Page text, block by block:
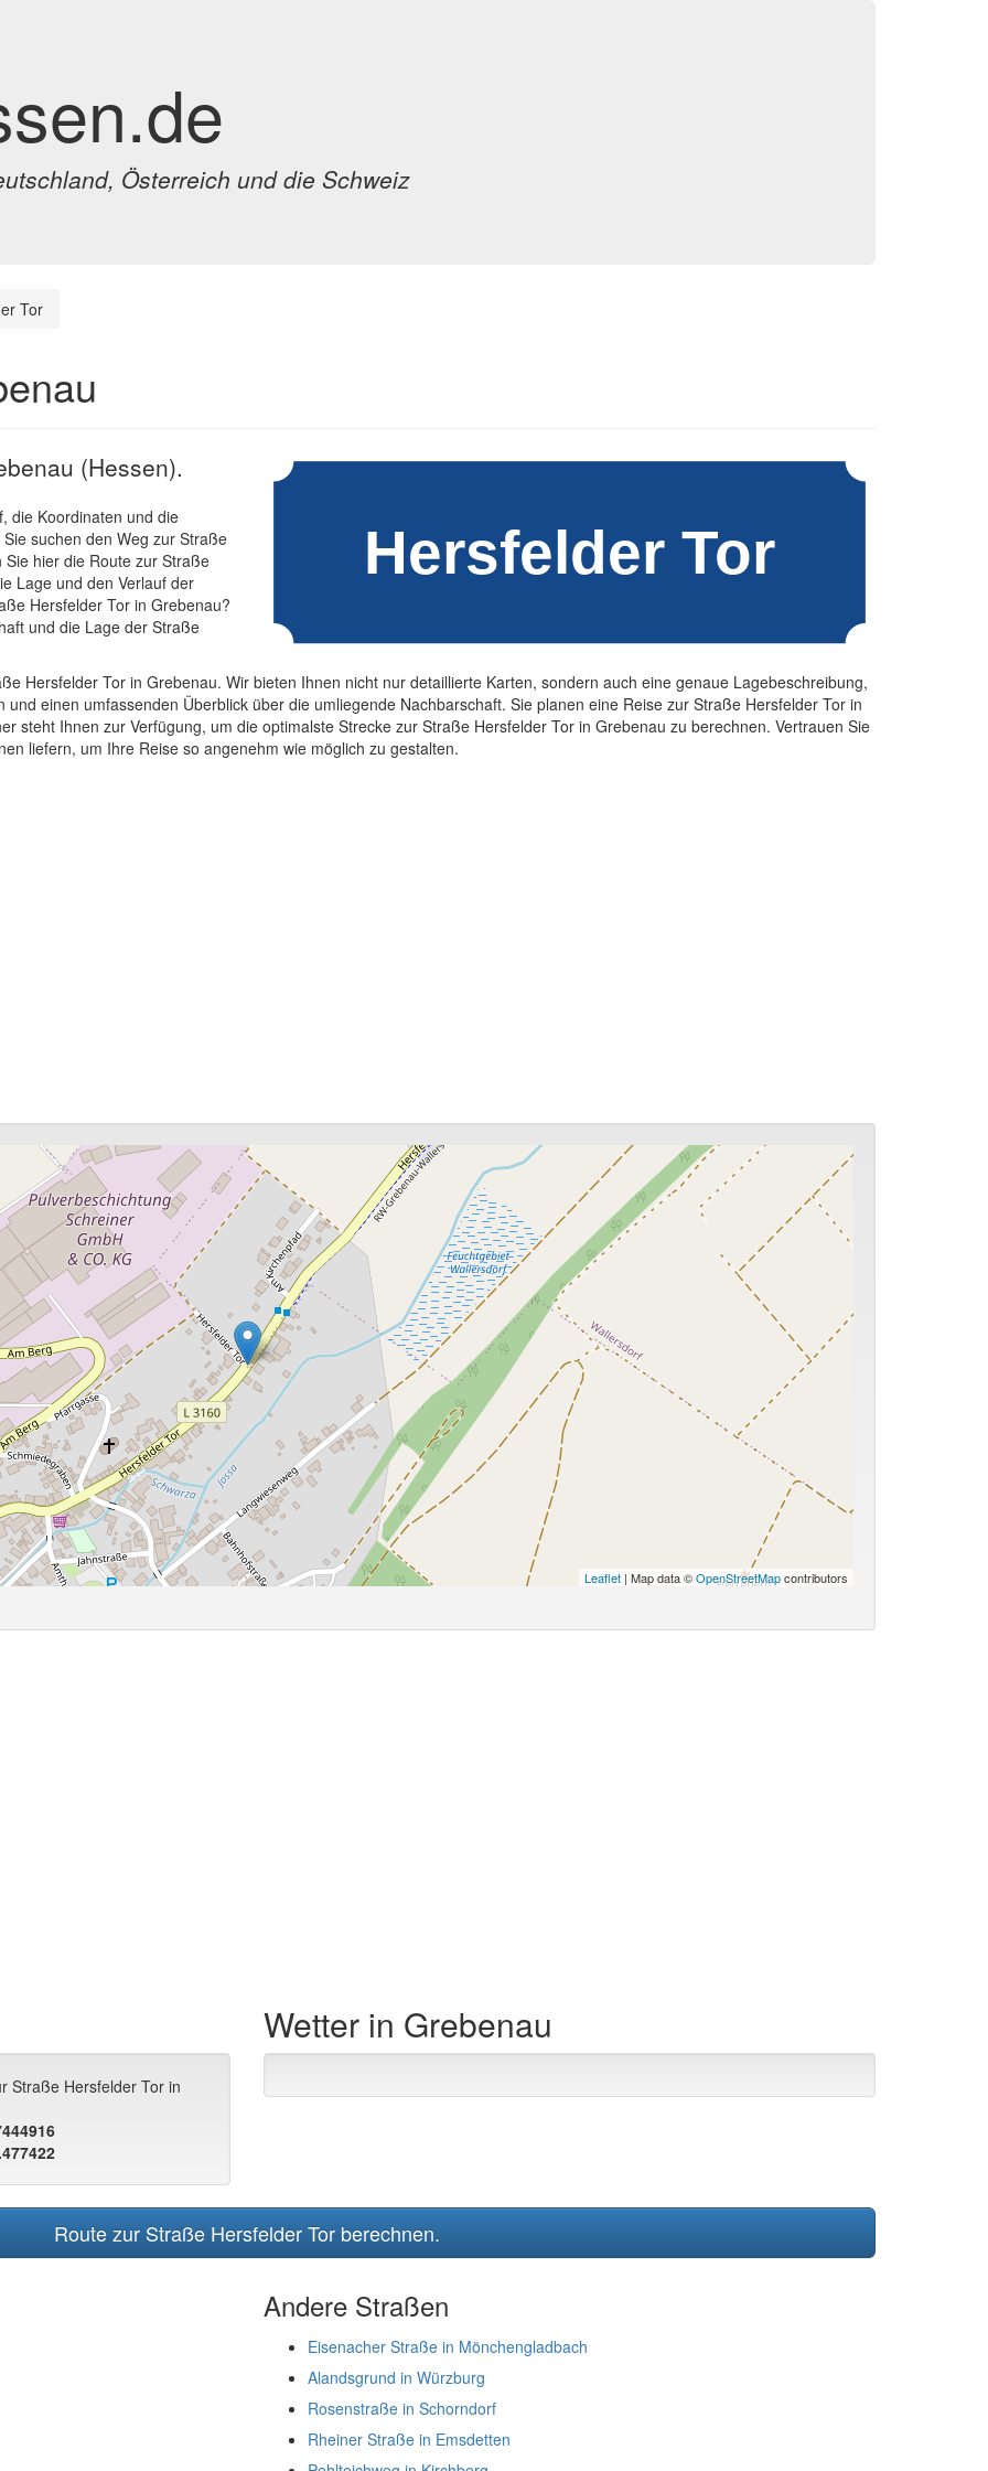
Österreich und die Schweiz
Tor
(Hessen).
die Koordinaten und die
suchen den Weg zur Straße
hier die Route zur Straße
Lage und den Verlauf der
Hersfelder Tor in Grebenau?
und die Lage der Straße
Hersfelder Tor in Grebenau. Wir bieten Ihnen nicht nur detaillierte Karten, sondern auch eine genaue Lagebeschreibung,
einen umfassenden Überblick über die umliegende Nachbarschaft. Sie planen eine Reise zur Straße Hersfelder Tor in
steht Ihnen zur Verfügung, um die optimalste Strecke zur Straße Hersfelder Tor in Grebenau zu berechnen. Vertrauen Sie
liefern, um Ihre Reise so angenehm wie möglich zu gestalten.
Leaflet | Map data ©OpenStreetMapcontributors
Straße Hersfelder Tor in
Wetter in Grebenau
Route zur Straße Hersfelder Tor berechnen.
Andere Straßen
Eisenacher Straße in Mönchengladbach
Alandsgrund in Würzburg
Rosenstraße in Schorndorf
Rheiner Straße in Emsdetten